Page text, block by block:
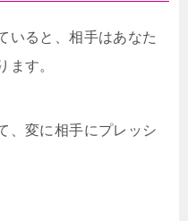
いると、相手はあなた
ます。
、変に相手にプレッシ